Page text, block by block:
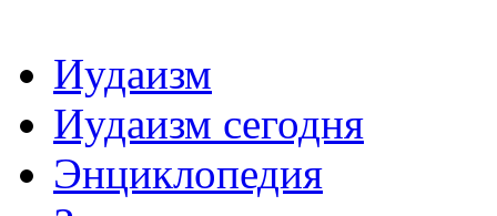
Иудаизм
Иудаизм сегодня
Энциклопедия